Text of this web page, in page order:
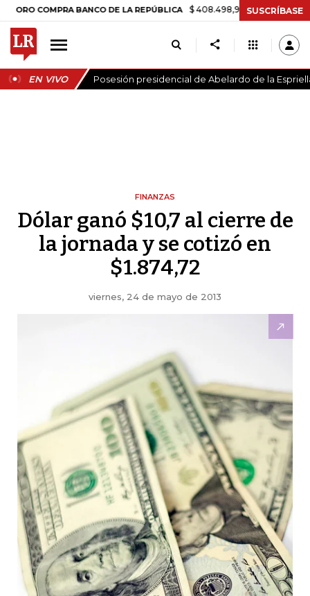
COMPRA BANCO DE LA REPÚBLICA $ 408.498,97 +$ 8.753,81 +2,19%
SUSCRÍBASE
EN VIVO Posesión presidencial de Abelardo de la
FINANZAS
Dólar ganó $10,7 al cierre de
la jornada y se cotizó en
$1.874,72
viernes, 24 de mayo de 2013